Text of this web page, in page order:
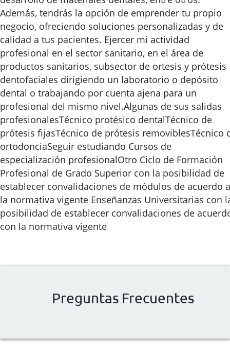
Además, tendrás la opción de emprender tu propio
negocio, ofreciendo soluciones personalizadas y de
calidad a tus pacientes. Ejercer mi actividad
profesional en el sector sanitario, en el área de
productos sanitarios, subsector de ortesis y prótesis
dentofaciales dirigiendo un laboratorio o depósito
dental o trabajando por cuenta ajena para un
profesional del mismo nivel.Algunas de sus salidas
profesionalesTécnico protésico dentalTécnico de
prótesis fijasTécnico de prótesis removiblesTécnico
ortodonciaSeguir estudiando Cursos de
especialización profesionalOtro Ciclo de Formación
Profesional de Grado Superior con la posibilidad de
establecer convalidaciones de módulos de acuerdo a
la normativa vigente Enseñanzas Universitarias con
posibilidad de establecer convalidaciones de
con la normativa vigente
Preguntas Frecuentes